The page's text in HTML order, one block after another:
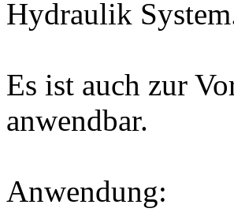
Hydraulik
Es ist auch zur
anwendbar.
Anwendung: